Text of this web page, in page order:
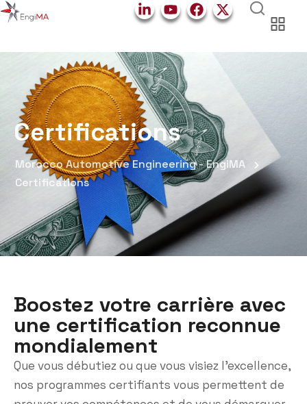
Certifications
Morocco Automotive Engineering - EngiMA
Certifications
Boostez votre carrière avec
une certification reconnue
mondialement
Que vous débutiez ou que vous visiez l’excellence,
nos programmes certifiants vous permettent de